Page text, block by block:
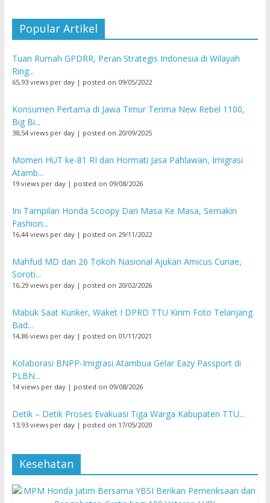
Popular Artikel
Tuan Rumah GPDRR, Peran Strategis Indonesia di Wilayah
Ring...
65,93 views per day| posted on 09/05/2022
Konsumen Pertama di Jawa Timur Terima New Rebel 1100,
Big Bi...
38,54 views per day| posted on 20/09/2025
Momen HUT ke-81 RI dan Hormati Jasa Pahlawan, Imigrasi
Atamb...
19 views per day| posted on 09/08/2026
Ini Tampilan Honda Scoopy Dari Masa Ke Masa, Semakin
Fashion...
16,44 views per day| posted on 29/11/2022
Mahfud MD dan 26 Tokoh Nasional Ajukan Amicus Curiae,
Soroti...
16,29 views per day| posted on 20/02/2026
Mabuk Saat Kunker, Waket I DPRD TTU Kirim Foto Telanjang
Bad...
14,86 views per day| posted on 01/11/2021
Kolaborasi BNPP-Imigrasi Atambua Gelar Eazy Passport di
PLBN...
14 views per day| posted on 09/08/2026
Detik – Detik Proses Evakuasi Tiga Warga Kabupaten TTU...
13,93 views per day| posted on 17/05/2020
Kesehatan